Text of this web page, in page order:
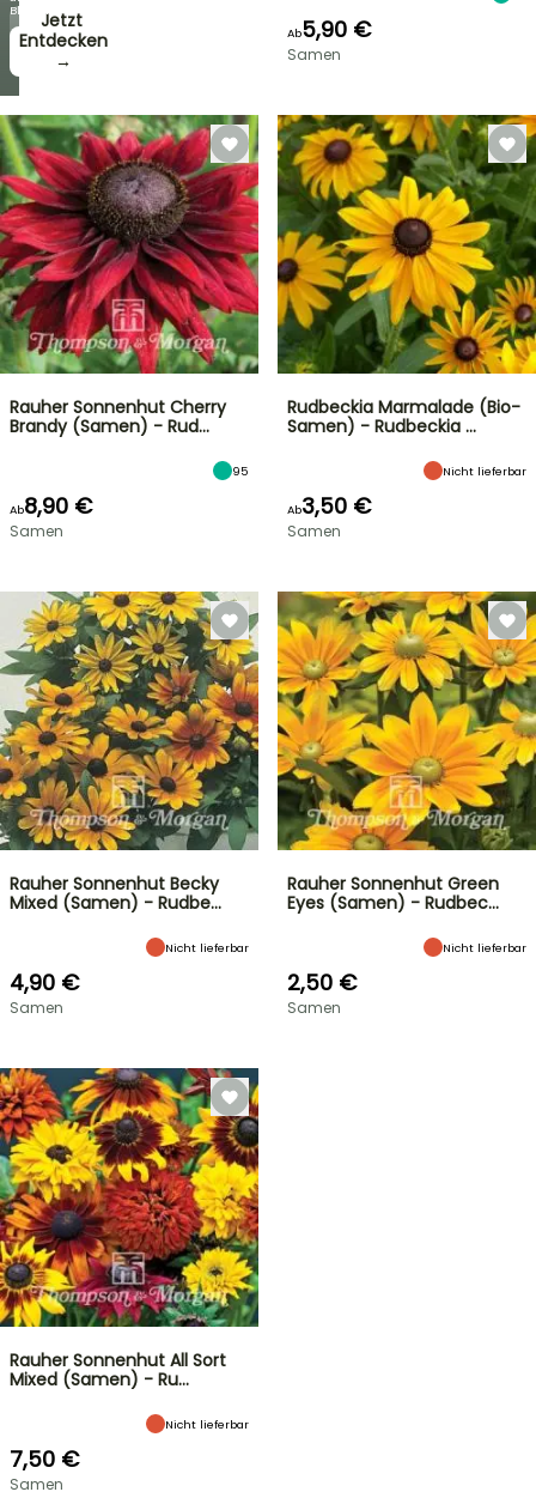
Jetzt
zugreifen!
→
Blüten!
Entdecken
→
Ab5,90 €
Samen
Rauher Sonnenhut Cherry
Brandy (Samen) - Rud…
95
Ab8,90 €
Samen
Rudbeckia Marmalade (Bio-
Samen) - Rudbeckia …
Nicht lieferbar
Ab3,50 €
Samen
Rauher Sonnenhut Becky
Mixed (Samen) - Rudbe…
Nicht lieferbar
4,90 €
Samen
Rauher Sonnenhut Green
Eyes (Samen) - Rudbec…
Nicht lieferbar
2,50 €
Samen
Rauher Sonnenhut All Sort
Mixed (Samen) - Ru…
Nicht lieferbar
7,50 €
Samen